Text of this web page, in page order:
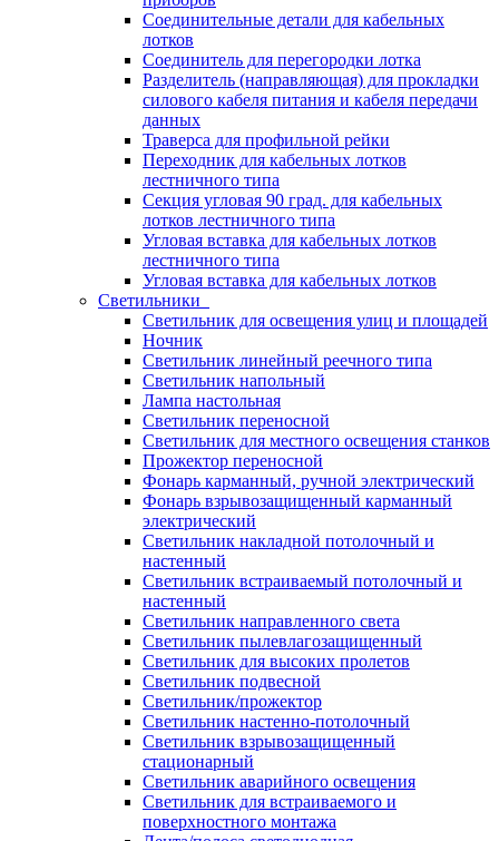
Соединительные детали для кабельных
лотков
Соединитель для перегородки лотка
Разделитель (направляющая) для прокладки
силового кабеля питания и кабеля передачи
данных
Траверса для профильной рейки
Переходник для кабельных лотков
лестничного типа
Секция угловая 90 град. для кабельных
лотков лестничного типа
Угловая вставка для кабельных лотков
лестничного типа
Угловая вставка для кабельных лотков
Светильники
Светильник для освещения улиц и площадей
Ночник
Светильник линейный реечного типа
Светильник напольный
Лампа настольная
Светильник переносной
Светильник для местного освещения станков
Прожектор переносной
Фонарь карманный, ручной электрический
Фонарь взрывозащищенный карманный
электрический
Светильник накладной потолочный и
настенный
Светильник встраиваемый потолочный и
настенный
Светильник направленного света
Светильник пылевлагозащищенный
Светильник для высоких пролетов
Светильник подвесной
Светильник/прожектор
Светильник настенно-потолочный
Светильник взрывозащищенный
стационарный
Светильник аварийного освещения
Светильник для встраиваемого и
поверхностного монтажа